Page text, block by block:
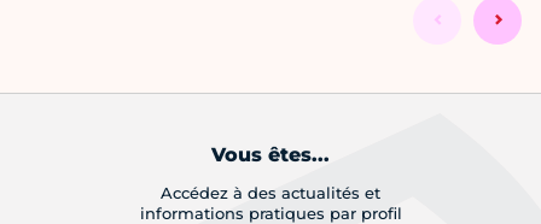
Vous êtes...
Accédez à des actualités et
informations pratiques par profil